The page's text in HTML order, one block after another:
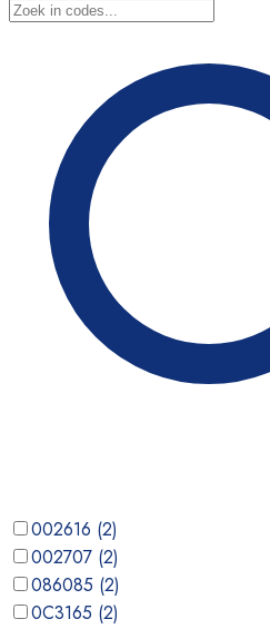
002616 (2)
002707 (2)
086085 (2)
0C3165 (2)